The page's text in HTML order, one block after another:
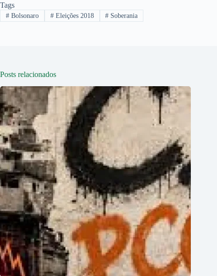
Tags
#Bolsonaro #Eleições 2018 # Soberania
Posts relacionados